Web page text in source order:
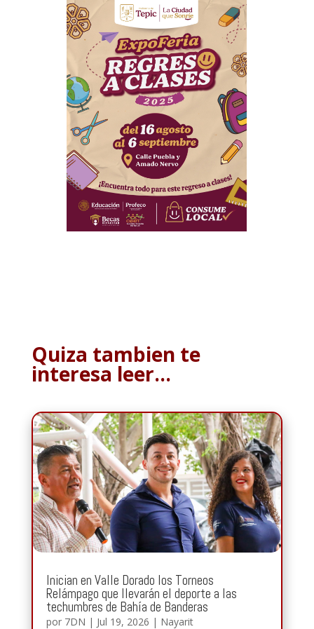
Quiza tambien te
interesa leer…
Inician en Valle Dorado los Torneos
Relámpago que llevarán el deporte a las
techumbres de Bahía de Banderas
por 7DN | Jul 19, 2026 | Nayarit